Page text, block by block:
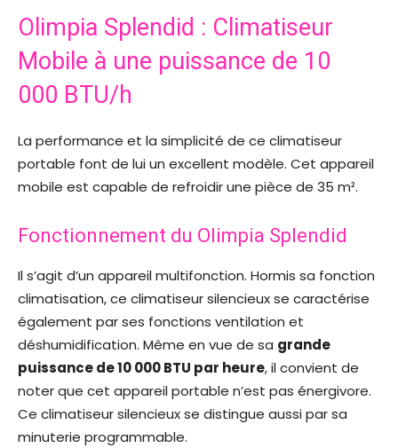
Olimpia Splendid : Climatiseur
Mobile à une puissance de 10
000 BTU/h
La performance et la simplicité de ce climatiseur
portable font de lui un excellent modèle. Cet appareil
mobile est capable de refroidir une pièce de 35 m².
Fonctionnement du Olimpia Splendid
Il s’agit d’un appareil multifonction. Hormis sa fonction
climatisation, ce climatiseur silencieux se caractérise
également par ses fonctions ventilation et
déshumidification. Même en vue de sa grande
puissance de 10 000 BTU par heure, il convient de
noter que cet appareil portable n’est pas énergivore.
Ce climatiseur silencieux se distingue aussi par sa
minuterie programmable.